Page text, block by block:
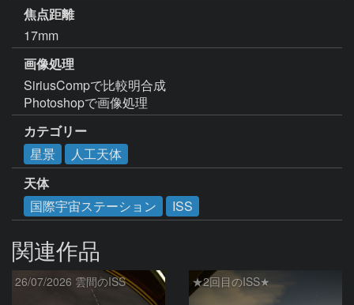
焦点距離
17mm
画像処理
SiriusCompで比較明合成
Photoshopで画像処理
カテゴリー
星景
人工天体
天体
国際宇宙ステーション
ISS
関連作品
26/07/2026 雲間のISS ★2回目のISS★